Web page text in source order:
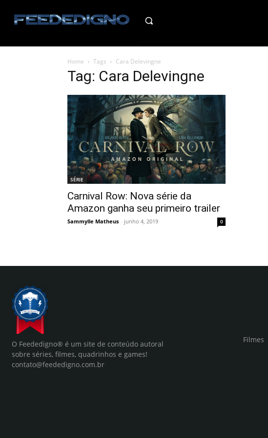
Home Tags Cara Delevingne
Tag: Cara Delevingne
SÉRIE
Carnival Row: Nova série da
Amazon ganha seu primeiro trailer
Sammylle Matheus - junho 4, 2019 0
O Feededigno® é um site de conteúdo autoral
sobre séries, filmes, quadrinhos e games!
contato@feededigno.com.br
Filmes